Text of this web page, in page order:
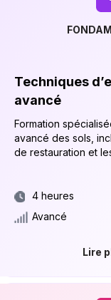
Techniques
avancé
Formation
avancé des sols,
de restauration et
4 heures
Avancé
Lire